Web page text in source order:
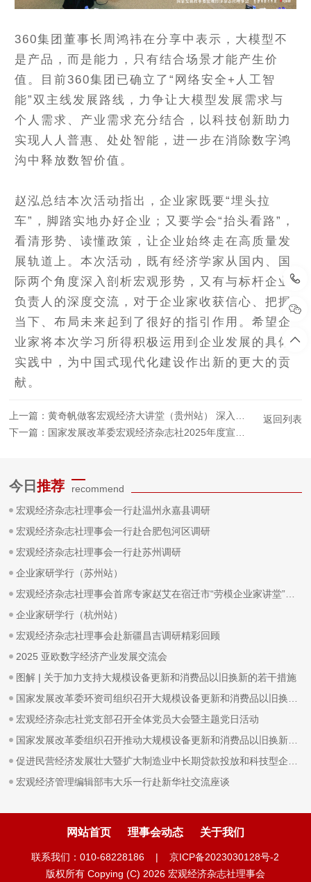
360集团董事长周鸿祎在分享中表示，大模型不
是产品，而是能力，只有结合场景才能产生价
值。目前360集团已确立了“网络安全+人工智
能”双主线发展路线，力争让大模型发展需求与
个人需求、产业需求充分结合，以科技创新助力
实现人人普惠、处处智能，进一步在消除数字鸿
沟中释放数智价值。
赵泓总结本次活动指出，企业家既要“埋头拉
车”，脚踏实地办好企业；又要学会“抬头看路”，
看清形势、读懂政策，让企业始终走在高质量发
展轨道上。本次活动，既有经济学家从国内、国
际两个角度深入剖析宏观形势，又有与标杆企业
负责人的深度交流，对于企业家收获信心、把握
当下、布局未来起到了很好的指引作用。希望企
业家将本次学习所得积极运用到企业发展的具体
实践中，为中国式现代化建设作出新的更大的贡
献。
上一篇：黄奇帆做客宏观经济大讲堂（贵州站） 深入解读“以新质生产力赋能制造业高质量发展”
下一篇： 国家发展改革委宏观经济杂志社2025年度宣传工作会暨宏观经济大讲堂在新疆召开
返回列表
今日推荐
recommend
宏观经济杂志社理事会一行赴温州永嘉县调研
宏观经济杂志社理事会一行赴合肥包河区调研
宏观经济杂志社理事会一行赴苏州调研
企业家研学行（苏州站）
企业家研学行（杭州站）
宏观经济杂志社理事会赴新疆昌吉调研精彩回顾
2025 亚欧数字经济产业发展交流会
图解 | 关于加力支持大规模设备更新和消费品以旧换新的若干措施
宏观经济杂志社党支部召开全体党员大会暨主题党日活动
宏观经济管理编辑部韦大乐一行赴新华社交流座谈
网站首页 理事会动态 关于我们
联系我们：010-68228186 |京ICP备2023030128号-2
版权所有 Copying (C) 2026 宏观经济杂志社理事会